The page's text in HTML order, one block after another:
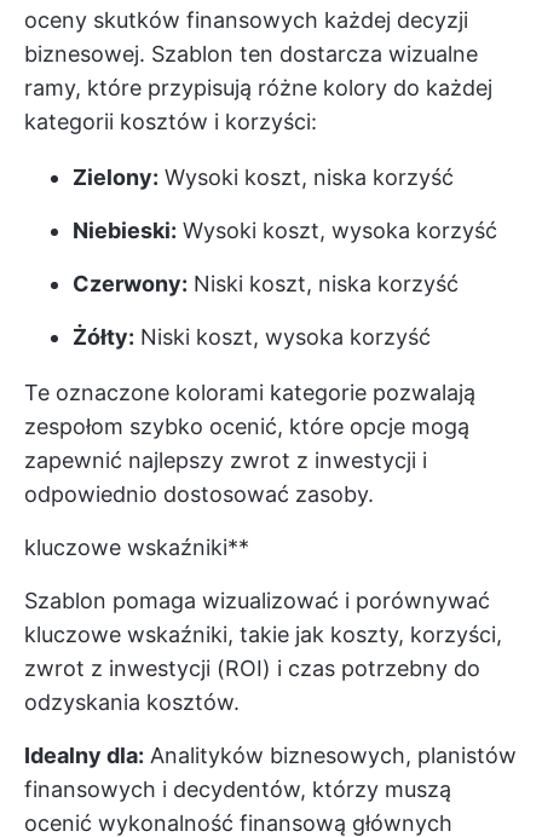
oceny skutków finansowych każdej decyzji
biznesowej. Szablon ten dostarcza wizualne
ramy, które przypisują różne kolory do każdej
kategorii kosztów i korzyści:
Zielony: Wysoki koszt, niska korzyść
Niebieski: Wysoki koszt, wysoka korzyść
Czerwony: Niski koszt, niska korzyść
Żółty: Niski koszt, wysoka korzyść
Te oznaczone kolorami kategorie pozwalają
zespołom szybko ocenić, które opcje mogą
zapewnić najlepszy zwrot z inwestycji i
odpowiednio dostosować zasoby.
kluczowe wskaźniki**
Szablon pomaga wizualizować i porównywać
kluczowe wskaźniki, takie jak koszty, korzyści,
zwrot z inwestycji (ROI) i czas potrzebny do
odzyskania kosztów.
Idealny dla: Analityków biznesowych, planistów
finansowych i decydentów, którzy muszą
ocenić wykonalność finansową głównych